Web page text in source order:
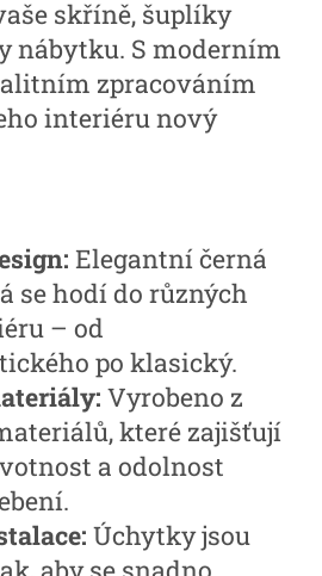
skříně, šuplíky
nábytku. S moderním
zpracováním
interiéru nový
Elegantní černá
se hodí do různých
– od
po klasický.
Vyrobeno z
které zajišťují
a odolnost
Úchytky jsou